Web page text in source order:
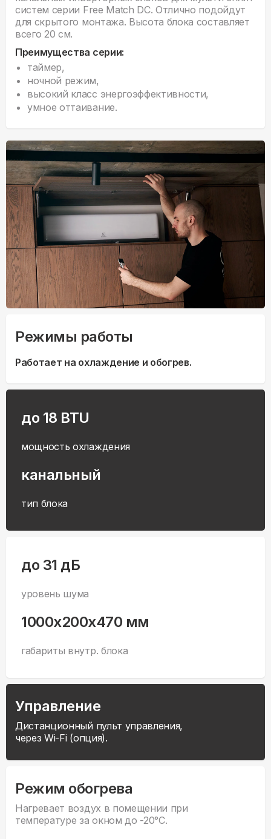
систем серии Free Match DC. Отлично подойдут
для скрытого монтажа. Высота блока составляет
всего 20 см.
Преимущества серии:
таймер,
ночной режим,
высокий класс энергоэффективности,
умное оттаивание.
Режимы работы
Работает на охлаждение и обогрев.
до 18 BTU
мощность охлаждения
канальный
тип блока
до 31 дБ
уровень шума
1000x200x470 мм
габариты внутр. блока
Управление
Дистанционный пульт управления,
через Wi-Fi (опция).
Режим обогрева
Нагревает воздух в помещении при
температуре за окном до -20°С.